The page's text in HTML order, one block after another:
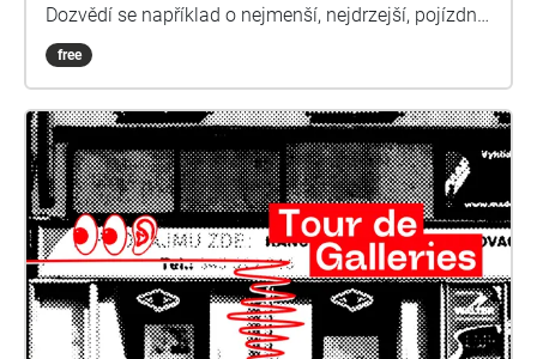
Dozvědí se například o nejmenší, nejdrzejší, pojízdné
nebo opuštěné galerii. A na závěr prohlídky se sami
mohou zapojit do provozu Artotéky v Moravské
free